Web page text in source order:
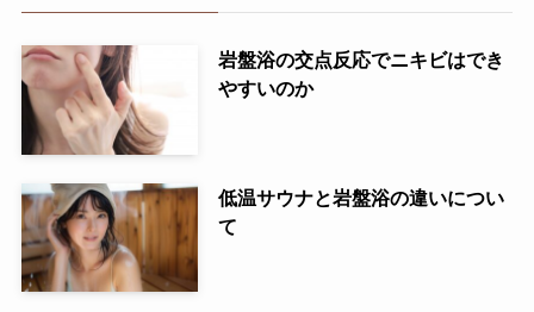
岩盤浴の交点反応でニキビはでき
やすいのか
低温サウナと岩盤浴の違いについ
て